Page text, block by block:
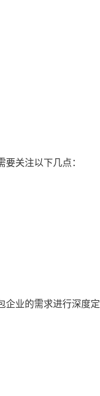
关注以下几点：
企业的需求进行深度定